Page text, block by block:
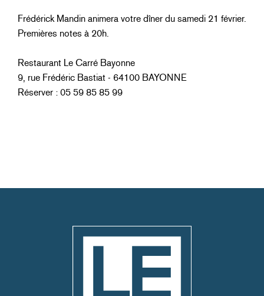
Frédérick Mandin animera votre dîner du samedi 21 février.
Premières notes à 20h.
Restaurant Le Carré Bayonne
9, rue Frédéric Bastiat - 64100 BAYONNE
Réserver : 05 59 85 85 99